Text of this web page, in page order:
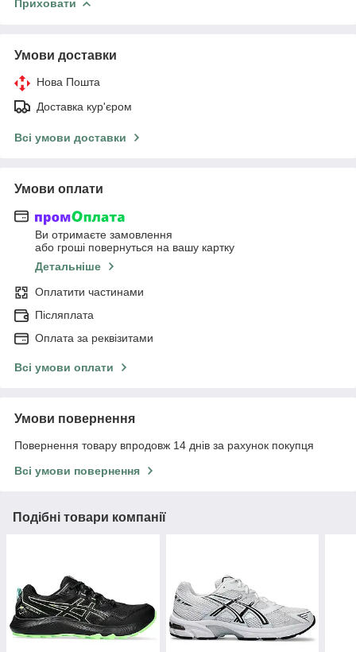
Приховати
Умови доставки
Нова Пошта
Доставка кур'єром
Всі умови доставки
Умови оплати
Ви отримаєте замовлення
або гроші повернуться на вашу картку
Детальніше
Оплатити частинами
Післяплата
Оплата за реквізитами
Всі умови оплати
Умови повернення
Повернення товару впродовж 14 днів за рахунок покупця
Всі умови повернення
Подібні товари компанії